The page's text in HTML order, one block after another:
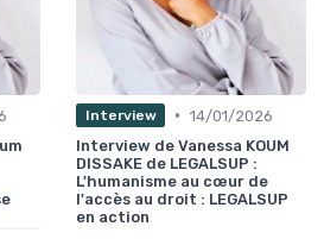
Interview • 14/01/2026
Interview de Vanessa KOUM
DISSAKE de LEGALSUP :
L'humanisme au cœur de
l'accès au droit : LEGALSUP
en action